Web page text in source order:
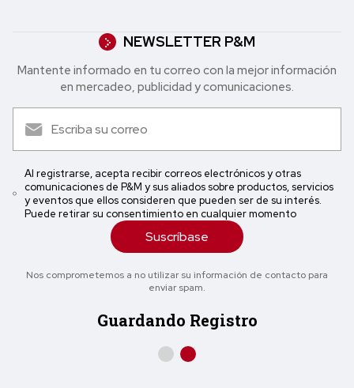
NEWSLETTER P&M
Mantente informado en tu correo con la mejor in formación
en mercadeo, publicidad y comunicaciones.
Al registrarse, acepta recibir correos electrónicos y otras
comunicaciones de P&M y sus aliados sobre productos, servicios
y eventos que ellos consideren que pueden ser de su interés.
Puede retirar su consentimiento en cualquier momento
Suscríbase
Nos comprometemos a no utilizar su información de contacto para
enviar spam.
Guardando Registro